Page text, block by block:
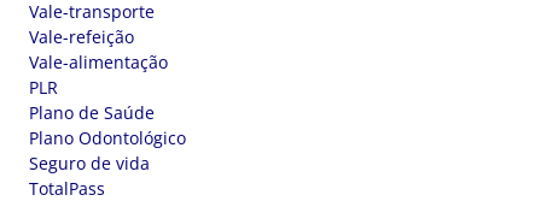
Vale-transporte
Vale-refeição
Vale-alimentação
PLR
Plano de Saúde
Plano Odontológico
Seguro de vida
TotalPass